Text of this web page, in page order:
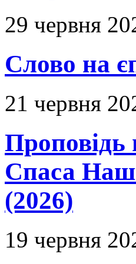
29 червня
Слово на
21 червня
Проповідь
Спаса
(2026)
19 червня